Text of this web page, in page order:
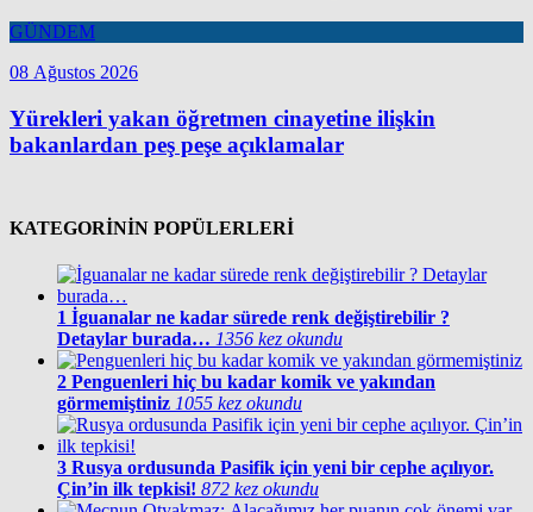
GÜNDEM
08 Ağustos 2026
Yürekleri yakan öğretmen cinayetine ilişkin
bakanlardan peş peşe açıklamalar
KATEGORİNİN POPÜLERLERİ
1 İguanalar ne kadar sürede renk değiştirebilir ?
Detaylar burada… 1356 kez okundu
2 Penguenleri hiç bu kadar komik ve yakından
görmemiştiniz 1055 kez okundu
3 Rusya ordusunda Pasifik için yeni bir cephe açılıyor.
Çin’in ilk tepkisi! 872 kez okundu